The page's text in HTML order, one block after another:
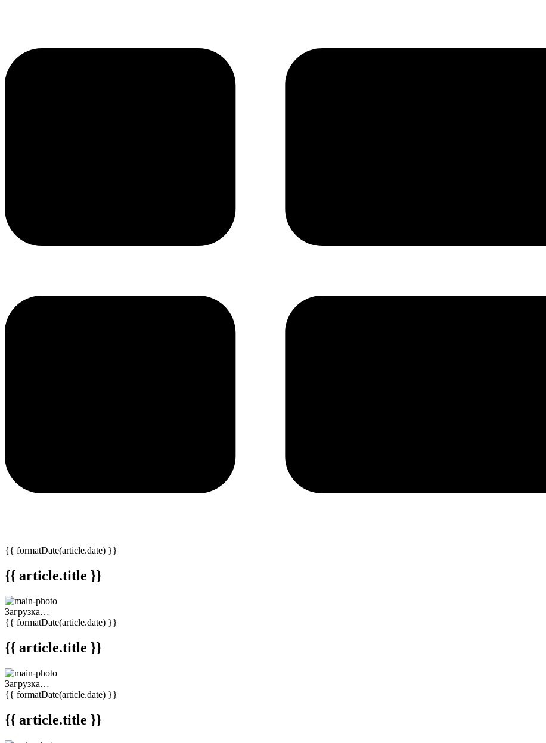
{{ formatDate(article.date) }}
{{ article.title }}
Загрузка…
{{ formatDate(article.date) }}
{{ article.title }}
Загрузка…
{{ formatDate(article.date) }}
{{ article.title }}